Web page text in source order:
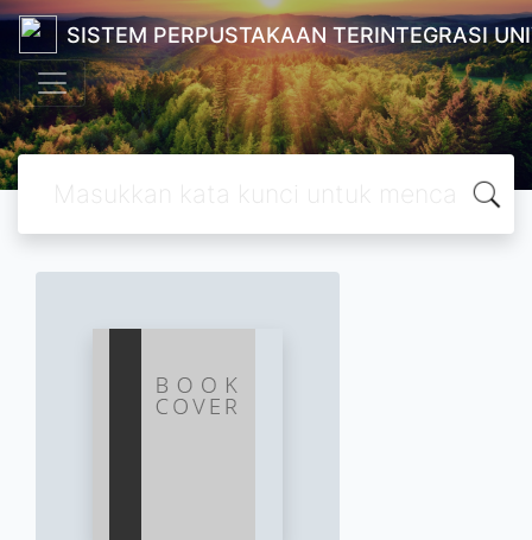
SISTEM PERPUSTAKAAN TERINTEGRASI